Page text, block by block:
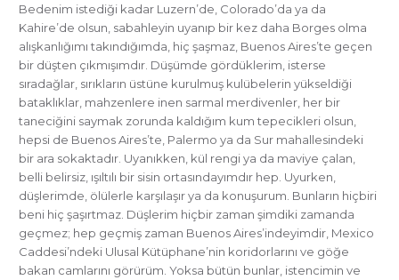
Bedenim istediği kadar Luzern’de, Colorado’da ya da
Kahire’de olsun, sabahleyin uyanıp bir kez daha Borges olma
alışkanlığımı takındığımda, hiç şaşmaz, Buenos Aires’te geçen
bir düşten çıkmışımdır. Düşümde gördüklerim, isterse
sıradağlar, sırıkların üstüne kurulmuş kulübelerin yükseldiği
bataklıklar, mahzenlere inen sarmal merdivenler, her bir
taneciğini saymak zorunda kaldığım kum tepecikleri olsun,
hepsi de Buenos Aires’te, Palermo ya da Sur mahallesindeki
bir ara sokaktadır. Uyanıkken, kül rengi ya da maviye çalan,
belli belirsiz, ışıltılı bir sisin ortasındayımdır hep. Uyurken,
düşlerimde, ölülerle karşılaşır ya da konuşurum. Bunların hiçbiri
beni hiç şaşırtmaz. Düşlerim hiçbir zaman şimdiki zamanda
geçmez; hep geçmiş zaman Buenos Aires’indeyimdir, Mexico
Caddesi’ndeki Ulusal Kütüphane’nin koridorlarını ve göğe
bakan camlarını görürüm. Yoksa bütün bunlar, istencimin ve